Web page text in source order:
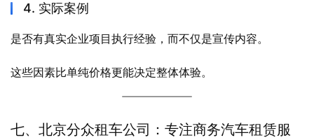
4. 实际案例
是否有真实企业项目执行经验，而不仅是宣传内容。
这些因素比单纯价格更能决定整体体验。
七、北京分众租车公司：专注商务汽车租赁服